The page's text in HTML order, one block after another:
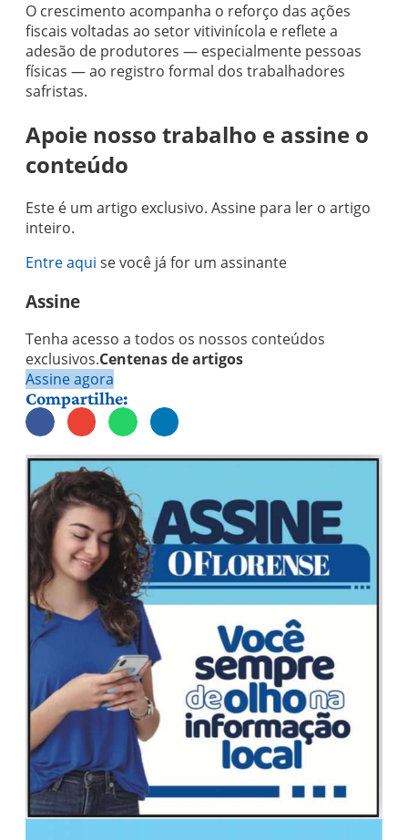
O crescimento acompanha o reforço das ações
fiscais voltadas ao setor vitivinícola e reflete a
adesão de produtores — especialmente pessoas
físicas — ao registro formal dos trabalhadores
safristas.
Apoie nosso trabalho e assine o
conteúdo
Este é um artigo exclusivo. Assine para ler o artigo
inteiro.
Entre aqui se você já for um assinante
Assine
Tenha acesso a todos os nossos conteúdos
exclusivos.Centenas de artigos
Assine agora
Compartilhe: